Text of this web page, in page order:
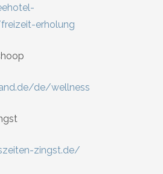
erholung
de/wellness
zingst.de/